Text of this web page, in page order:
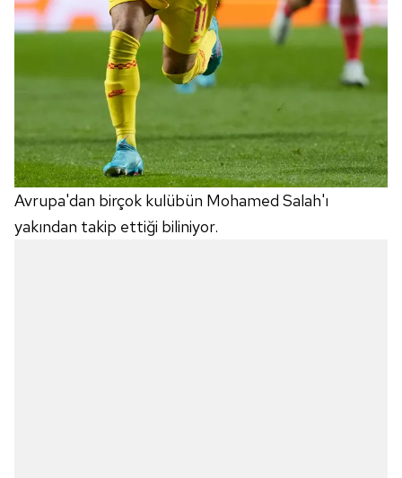
Avrupa'dan birçok kulübün Mohamed Salah'ı
yakından takip ettiği biliniyor.